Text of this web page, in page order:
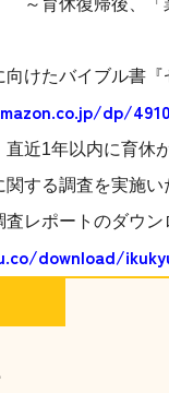
時に判
マネ
行い、
、成果
ーメ
放。
けたバイブル書『
dp/
直近1年以内に育休
する調査を実施い
査レポートのダウン
download/